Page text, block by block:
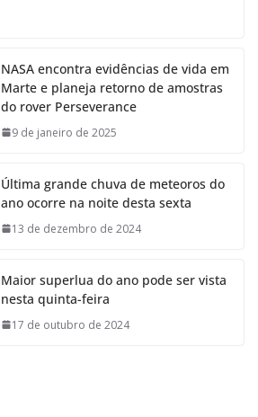
NASA encontra evidências de vida em
Marte e planeja retorno de amostras
do rover Perseverance
9 de janeiro de 2025
Última grande chuva de meteoros do
ano ocorre na noite desta sexta
13 de dezembro de 2024
Maior superlua do ano pode ser vista
nesta quinta-feira
17 de outubro de 2024